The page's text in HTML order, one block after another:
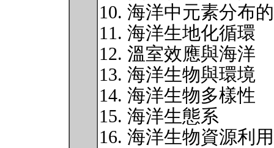
10. 海洋中元素分布
11. 海洋生地化循環
12. 溫室效應與海洋
13. 海洋生物與環境
14. 海洋生物多樣性
15. 海洋生態系
16. 海洋生物資源利